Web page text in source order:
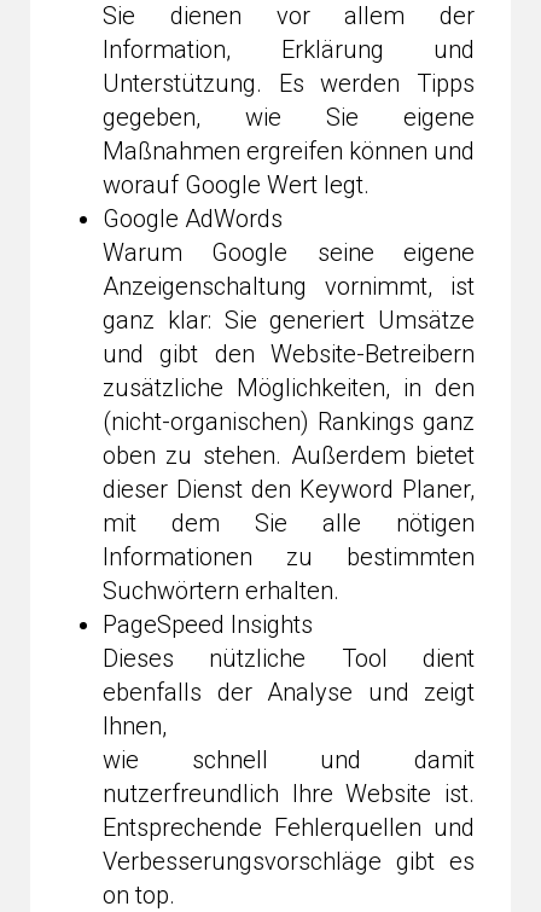
Sie dienen vor allem der
Information, Erklärung und
Unterstützung. Es werden Tipps
gegeben, wie Sie eigene
Maßnahmen ergreifen können und
worauf Google Wert legt.
Google AdWords
Warum Google seine eigene
Anzeigenschaltung vornimmt, ist
ganz klar: Sie generiert Umsätze
und gibt den Website-Betreibern
zusätzliche Möglichkeiten, in den
(nicht-organischen) Rankings ganz
oben zu stehen. Außerdem bietet
dieser Dienst den Keyword Planer,
mit dem Sie alle nötigen
Informationen zu bestimmten
Suchwörtern erhalten.
PageSpeed Insights
Dieses nützliche Tool dient
ebenfalls der Analyse und zeigt
Ihnen,
wie schnell und damit
nutzerfreundlich Ihre Website ist.
Entsprechende Fehlerquellen und
Verbesserungsvorschläge gibt es
on top.